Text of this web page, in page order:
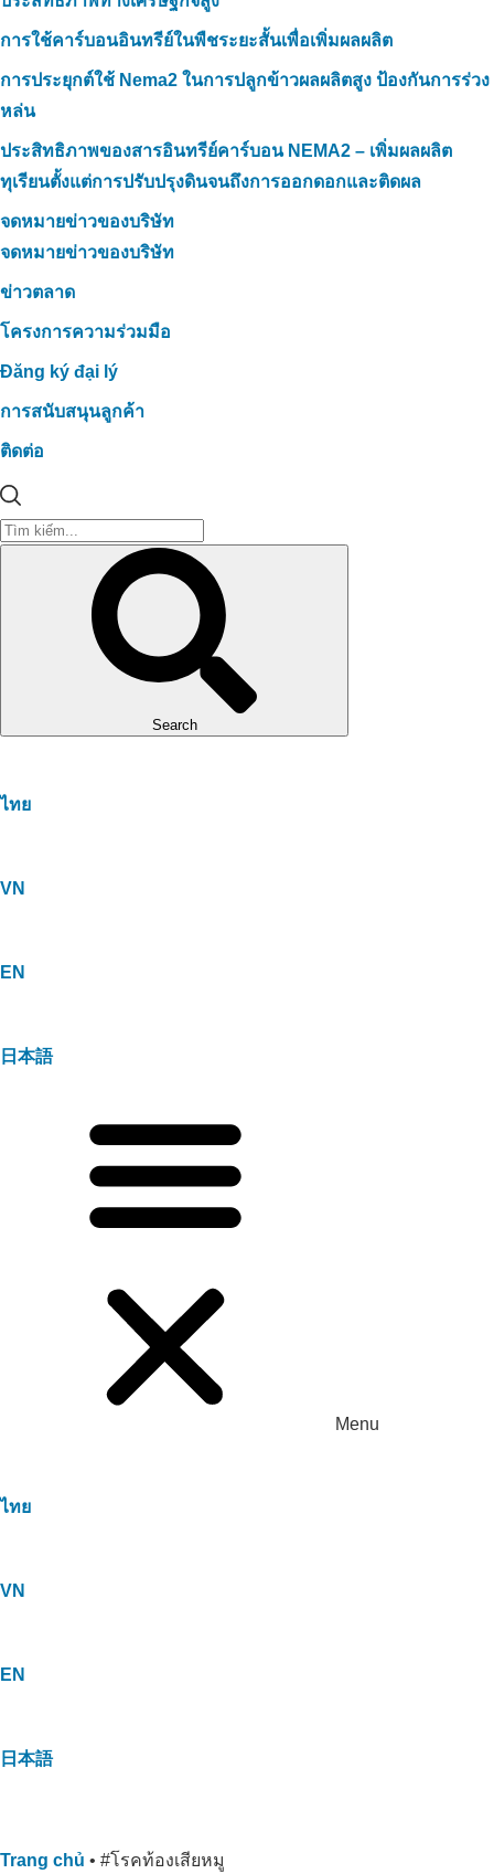
การใช้คาร์บอนอินทรีย์ในพืชระยะสั้นเพื่อเพิ่มผลผลิต
การประยุกต์ใช้ Nema2 ในการปลูกข้าวผลผลิตสูง ป้องกันการร่วง
หล่น
ประสิทธิภาพของสารอินทรีย์คาร์บอน NEMA2 – เพิ่มผลผลิต
ทุเรียนตั้งแต่การปรับปรุงดินจนถึงการออกดอกและติดผล
จดหมายข่าวของบริษัท
จดหมายข่าวของบริษัท
ข่าวตลาด
โครงการความร่วมมือ
Đăng ký đại lý
การสนับสนุนลูกค้า
ติดต่อ
Search
ไทย
VN
EN
日本語
Menu
ไทย
VN
EN
日本語
Trang chủ • #โรคท้องเสียหมู